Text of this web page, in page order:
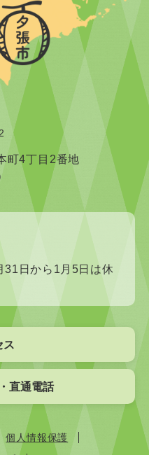
町4丁目2番地
日から1月5日は休
ス
直通電話
個人情報保護